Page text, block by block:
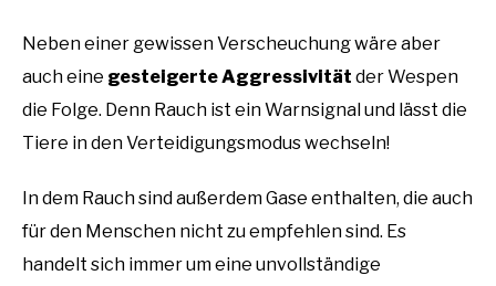
Neben einer gewissen Verscheuchung wäre aber
auch eine gesteigerte Aggressivität der Wespen
die Folge. Denn Rauch ist ein Warnsignal und lässt die
Tiere in den Verteidigungsmodus wechseln!
In dem Rauch sind außerdem Gase enthalten, die auch
für den Menschen nicht zu empfehlen sind. Es
handelt sich immer um eine unvollständige